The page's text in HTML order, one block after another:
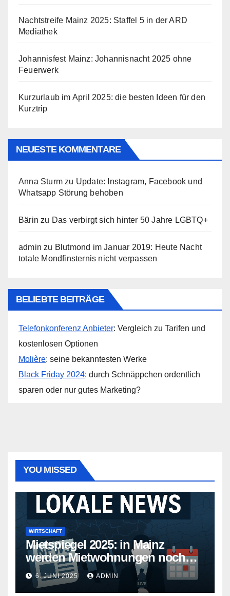
Nachtstreife Mainz 2025: Staffel 5 in der ARD
Mediathek
Johannisfest Mainz: Johannisnacht 2025 ohne
Feuerwerk
Kurzurlaub im April 2025: die besten Ideen für den
Kurztrip
NEUESTE KOMMENTARE
Anna Sturm zu Update: Instagram, Facebook und
Whatsapp Störung behoben
Bärin zu Das verbirgt sich hinter 50 Jahre LGBTQ+
admin zu Blutmond im Januar 2019: Heute Nacht
totale Mondfinsternis nicht verpassen
BELIEBTE BEITRÄGE
Telefonkonferenz Anbieter: Vergleich zu Tarifen und
kostenlosen Optionen
Molière: seine bekanntesten Werke
Black Friday 2024: durch Schnäppchen ordentlich
sparen oder nur gutes Marketing?
YOU MISSED
WIRTSCHAFT
Mietspiegel 2025: in Mainz
werden Mietwohnungen noch
teurer
6. JUNI 2025 ADMIN